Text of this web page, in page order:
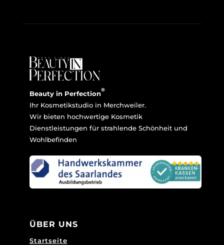
Beauty in Perfection®
Ihr Kosmetikstudio in Merchweiler.
Wir bieten hochwertige Kosmetik
Dienstleistungen für strahlende Schönheit und
Wohlbefinden
ÜBER UNS
Startseite